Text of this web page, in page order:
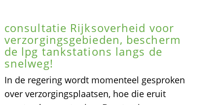
consultatie Rijksoverheid voor
verzorgingsgebieden, bescherm
de lpg tankstations langs de
snelweg!
In de regering wordt momenteel gesproken
over verzorgingsplaatsen, hoe die eruit